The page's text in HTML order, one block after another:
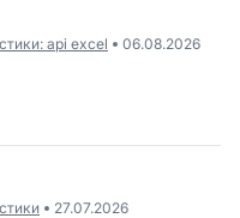
api excel 06.08.2026
27.07.2026